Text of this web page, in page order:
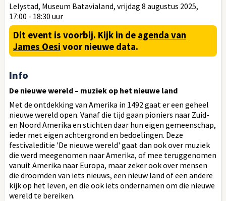
Lelystad, Museum Batavialand, vrijdag 8 augustus 2025,
17:00 - 18:30 uur
Dit event is voorbij. Kijk in de agenda van
James Oesi voor nieuwe data.
Info
De nieuwe wereld – muziek op het nieuwe land
Met de ontdekking van Amerika in 1492 gaat er een geheel
nieuwe wereld open. Vanaf die tijd gaan pioniers naar Zuid-
en Noord Amerika en stichten daar hun eigen gemeenschap,
ieder met eigen achtergrond en bedoelingen. Deze
festivaleditie 'De nieuwe wereld' gaat dan ook over muziek
die werd meegenomen naar Amerika, of mee teruggenomen
vanuit Amerika naar Europa, maar zeker ook over mensen
die droomden van iets nieuws, een nieuw land of een andere
kijk op het leven, en die ook iets ondernamen om die nieuwe
wereld te bereiken.